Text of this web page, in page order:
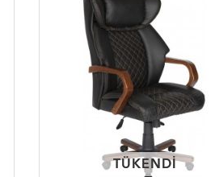
TÜKENDI
TÜKENDI